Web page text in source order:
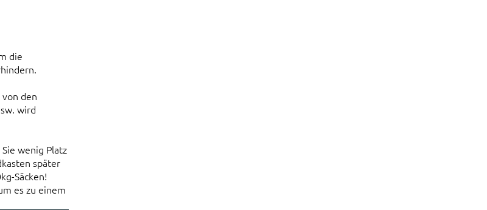
die
den
wird
wenig Platz
später
Säcken!
es zu einem